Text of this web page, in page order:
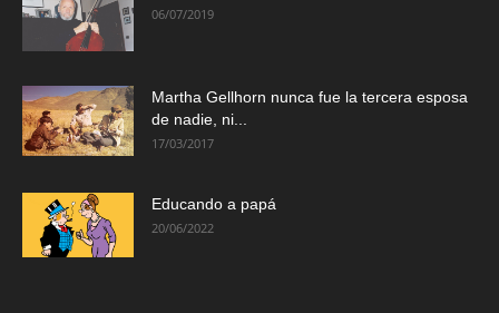
06/07/2019
Martha Gellhorn nunca fue la tercera esposa
de nadie, ni...
17/03/2017
Educando a papá
20/06/2022